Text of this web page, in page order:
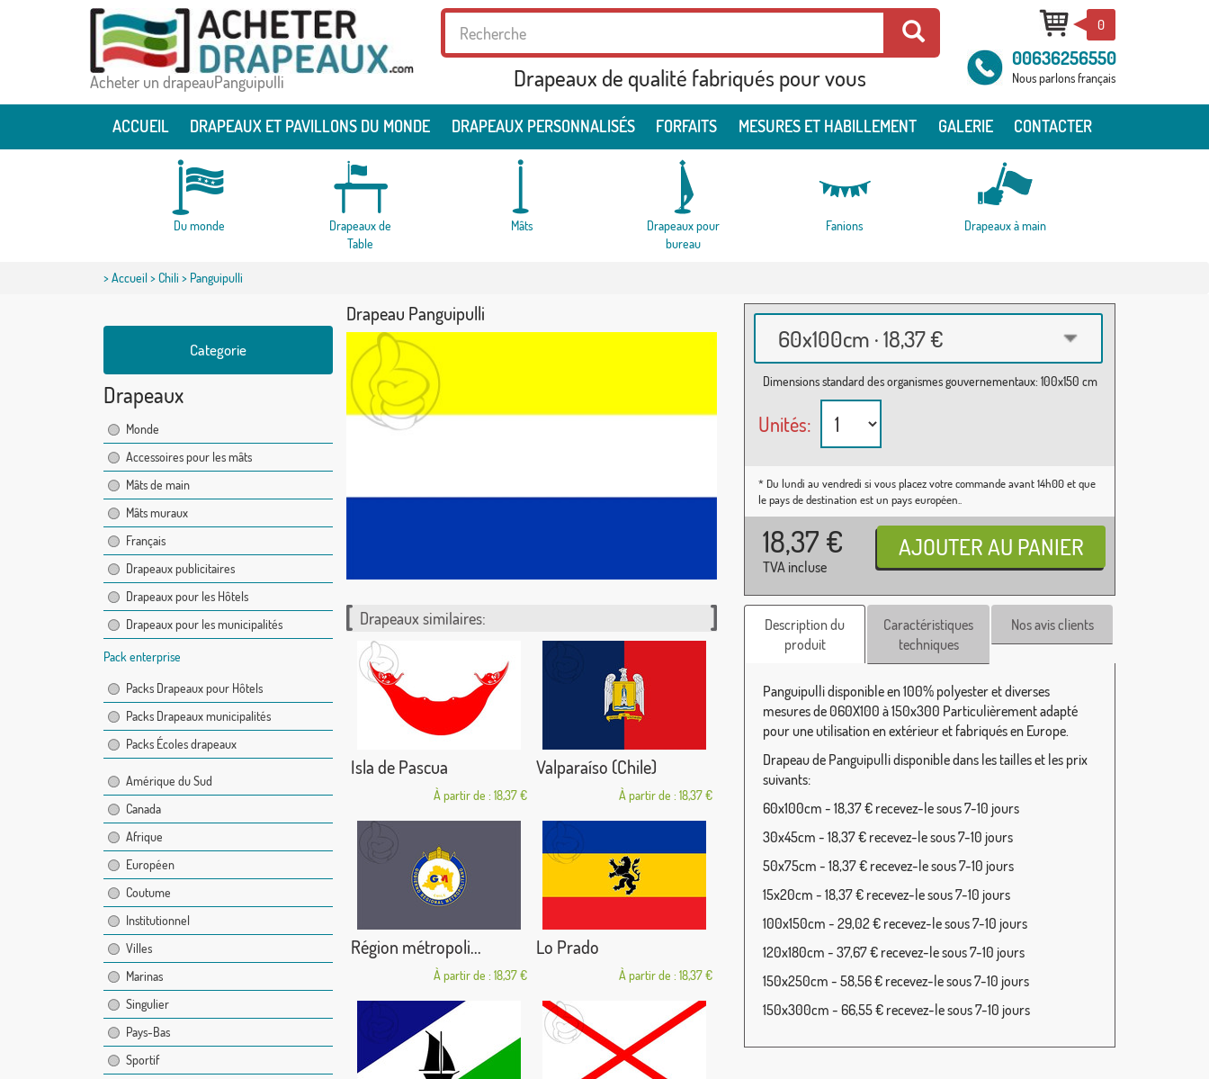
Acheter un drapeauPanguipulli Drapeaux de qualité fabriqués pour vous
0
00636256550
Nous parlons français
ACCUEIL DRAPEAUX ET PAVILLONS DU MONDE DRAPEAUX PERSONNALISÉS FORFAITS MESURES ET HABILLEMENT GALERIE CONTACTER
Du monde
Drapeaux de
Table
Mâts
Drapeaux pour
bureau
Fanions Drapeaux à main
>Accueil>Chili > Panguipulli
Categorie
Drapeaux
Monde
Accessoires pour les mâts
Mâts de main
Mâts muraux
Français
Drapeaux publicitaires
Drapeaux pour les Hôtels
Drapeaux pour les municipalités
Pack enterprise
Packs Drapeaux pour Hôtels
Packs Drapeaux municipalités
Packs Écoles drapeaux
Amérique du Sud
Canada
Afrique
Européen
Coutume
Institutionnel
Villes
Marinas
Singulier
Pays-Bas
Sportif
Drapeau Panguipulli
60x100cm · 18,37 €
Dimensions standard des organismes gouvernementaux: 100x150 cm
Unités:
* Du lundi au vendredi si vous placez votre commande avant 14h00 et que
le pays de destination est un pays européen..
18,37 €
TVA incluse
Drapeaux similaires:
Isla de Pascua
À partir de : 18,37 €
Valparaíso (Chile)
À partir de : 18,37 €
Région métropoli...
À partir de : 18,37 €
Lo Prado
À partir de : 18,37 €
Description du
produit
Caractéristiques
techniques
Nos avis clients
Panguipulli disponible en 100% polyester et diverses
mesures de 060X100 à 150x300 Particulièrement adapté
pour une utilisation en extérieur et fabriqués en Europe.
Drapeau de Panguipulli disponible dans les tailles et les prix
suivants:
60x100cm - 18,37 € recevez-le sous 7-10 jours
30x45cm - 18,37 € recevez-le sous 7-10 jours
50x75cm - 18,37 € recevez-le sous 7-10 jours
15x20cm - 18,37 € recevez-le sous 7-10 jours
100x150cm - 29,02 € recevez-le sous 7-10 jours
120x180cm - 37,67 € recevez-le sous 7-10 jours
150x250cm - 58,56 € recevez-le sous 7-10 jours
150x300cm - 66,55 € recevez-le sous 7-10 jours